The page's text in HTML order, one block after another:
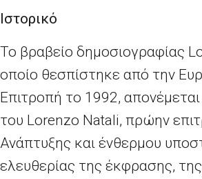
Ιστορικό
Το βραβείο δημοσιογραφίας
οποίο θεσπίστηκε από την
Επιτροπή το 1992, απονέμεται
του Lorenzo Natali, πρώην
Ανάπτυξης και ένθερμου
ελευθερίας της έκφρασης,